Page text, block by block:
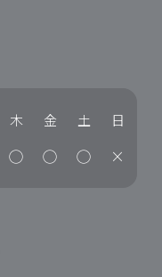
木 金 土 日
◯ ◯ ◯ ×